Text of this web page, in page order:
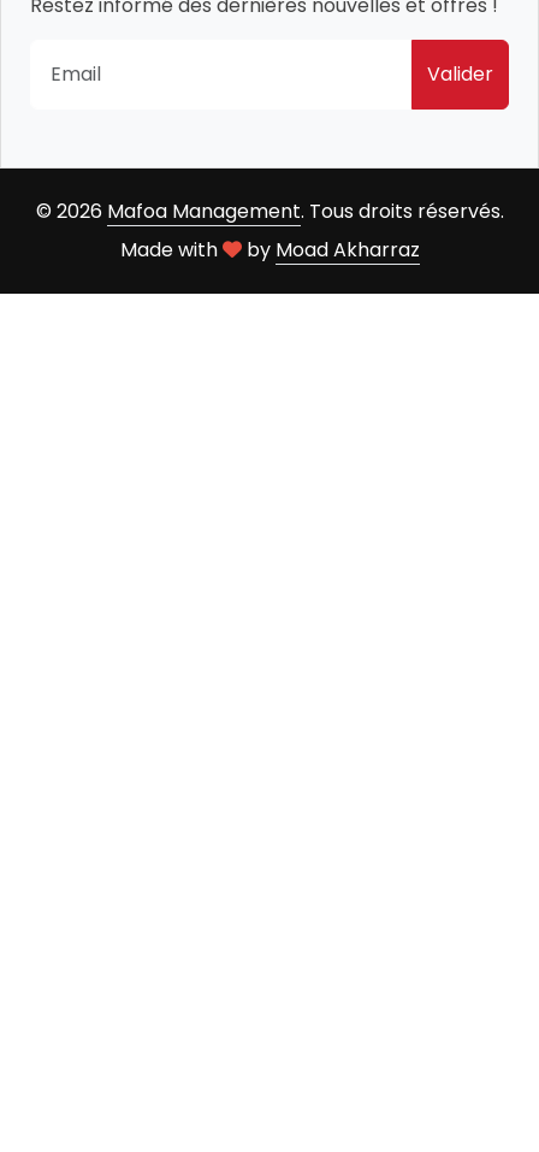
Valider
© 2026 Mafoa Management. Tous droits réservés.
Made with
by Moad Akharraz